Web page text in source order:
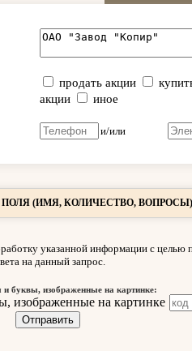
продать акции
акции
иное
и/или
(ИМЯ, КОЛИЧЕСТВО, ВОПРОСЫ)
указанной информации с целью
на данный запрос.
и буквы, изображенные на картинке: